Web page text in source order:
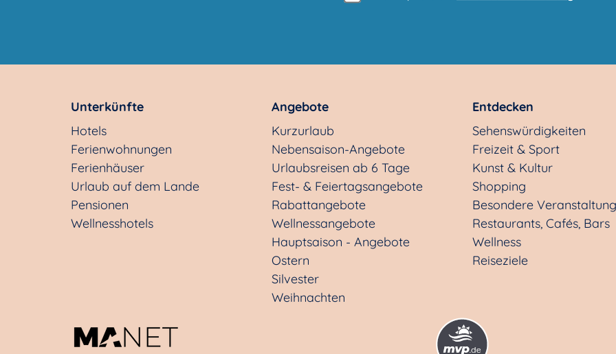
Unterkünfte
Hotels
Ferienwohnungen
Ferienhäuser
Urlaub auf dem Lande
Pensionen
Wellnesshotels
Angebote
Kurzurlaub
Nebensaison-Angebote
Urlaubsreisen ab 6 Tage
Fest- & Feiertagsangebote
Rabattangebote
Wellnessangebote
Hauptsaison - Angebote
Ostern
Silvester
Weihnachten
Entdecken
Sehenswürdigkeiten
Freizeit & Sport
Kunst & Kultur
Shopping
Besondere
Restaurants, Cafés, Bars
Wellness
Reiseziele